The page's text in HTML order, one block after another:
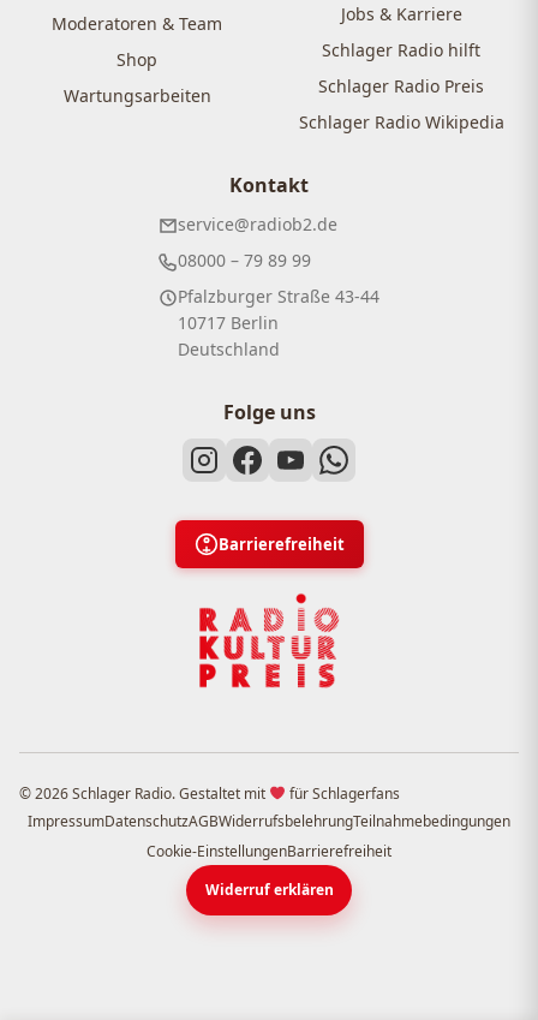
Moderatoren & Team
Shop
Wartungsarbeiten
Jobs & Karriere
Schlager Radio hilft
Schlager Radio Preis
Schlager Radio Wikipedia
Kontakt
service@radiob2.de
08000 – 79 89 99
Pfalzburger Straße 43-44
10717 Berlin
Deutschland
Folge uns
Barrierefreiheit
© 2026 Schlager Radio. Gestaltet mit
für Schlagerfans
ImpressumDatenschutzAGBWiderrufsbelehrungTeilnahmebedingungen
Cookie-EinstellungenBarrierefreiheit
Widerruf erklären